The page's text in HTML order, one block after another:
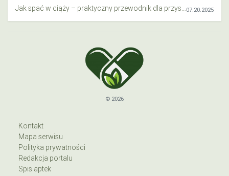
07.20.2025
© 2026
Kontakt
Mapa serwisu
Polityka prywatności
Redakcja portalu
Spis aptek